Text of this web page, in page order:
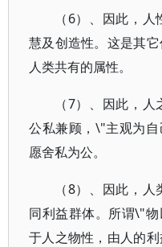
（6）、因此，
慧及创造性。这是其
人类共有的属性。
（7）、因此，
公私兼顾，\"主观为
愿舍私为公。
（8）、因此，
同利益群体。所谓\"
于人之物性，由人的